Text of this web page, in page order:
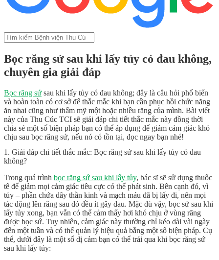
Bọc răng sứ sau khi lấy tủy có đau không,
chuyên gia giải đáp
Bọc răng sứ sau khi lấy tủy có đau không; đây là câu hỏi phổ biến
và hoàn toàn có cơ sở để thắc mắc khi bạn cần phục hồi chức năng
ăn nhai cũng như thẩm mỹ một hoặc nhiều răng của mình. Bài viết
này của Thu Cúc TCI sẽ giải đáp chi tiết thắc mắc này đồng thời
chia sẻ một số biện pháp bạn có thể áp dụng để giảm cảm giác khó
chịu sau bọc răng sứ, nếu nó có tồn tại, đọc ngay bạn nhé!
1. Giải đáp chi tiết thắc mắc: Bọc răng sứ sau khi lấy tủy có đau
không?
Trong quá trình bọc răng sứ sau khi lấy tủy, bác sĩ sẽ sử dụng thuốc
tê để giảm mọi cảm giác tiêu cực có thể phát sinh. Bên cạnh đó, vì
tủy – phần chứa dây thần kinh và mạch máu đã bị lấy đi, nên mọi
tác động lên răng sau đó đều ít gây đau. Mặc dù vậy, bọc sứ sau khi
lấy tủy xong, bạn vẫn có thể cảm thấy hơi khó chịu ở vùng răng
được bọc sứ. Tuy nhiên, cảm giác này thường chỉ kéo dài vài ngày
đến một tuần và có thể quản lý hiệu quả bằng một số biện pháp. Cụ
thể, dưới đây là một số dị cảm bạn có thể trải qua khi bọc răng sứ
sau khi lấy tủy: